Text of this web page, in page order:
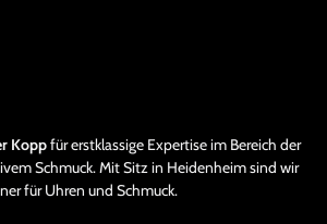
Koppfür erstklassige Expertise im Bereich der
Schmuck. Mit Sitz in Heidenheim sind wir
für Uhren und Schmuck.